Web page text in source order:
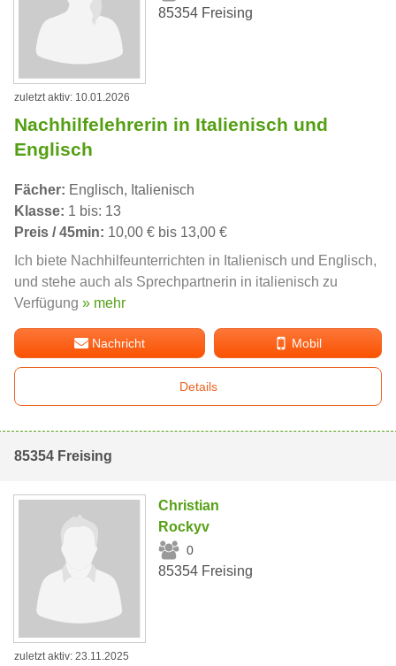
85354 Freising
zuletzt aktiv: 10.01.2026
Nachhilfelehrerin in Italienisch und
Englisch
Fächer: Englisch, Italienisch
Klasse: 1 bis: 13
Preis / 45min: 10,00 € bis 13,00 €
Ich biete Nachhilfeunterrichten in Italienisch und Englisch,
und stehe auch als Sprechpartnerin in italienisch zu
Verfügung » mehr
Nachricht Mobil
Details
85354 Freising
Christian
Rockyv
0
85354 Freising
zuletzt aktiv: 23.11.2025